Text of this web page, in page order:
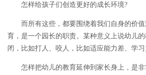
怎样给孩子们创造更好的成长环境?
而所有这些，都要围绕着我们自身的价值
育，是一个园长的职责。某种意义上说幼儿
闭，比如打人、咬人，比如适应能力差、学
怎样把幼儿的教育延伸到家长身上，是非